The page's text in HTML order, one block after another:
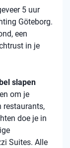
5 uur
Göteborg.
een
in je
slapen
om je
restaurants,
doe je in
Suites. Alle